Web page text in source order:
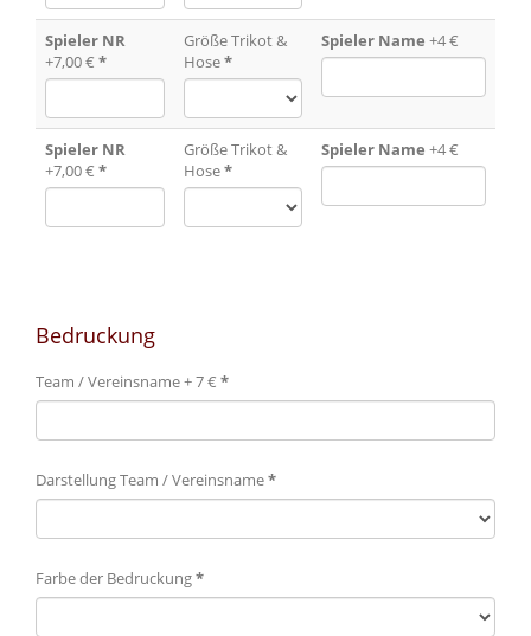
Spieler NR
+7,00 € *
Größe Trikot &
Hose*
Spieler Name +4 €
Spieler NR
+7,00 € *
Größe Trikot &
Hose*
Spieler Name +4 €
Bedruckung
Team / Vereinsname + 7 € *
Darstellung Team / Vereinsname*
Farbe der Bedruckung*